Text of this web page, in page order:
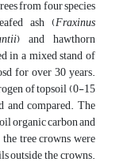
from four species
ash (Fraxinus
) and hawthorn
in a mixed stand of
for over 30 years.
of topsoil (0-15
and compared. The
organic carbon and
tree crowns were
outside the crowns.